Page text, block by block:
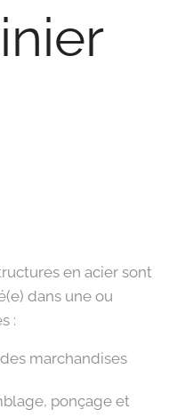
en acier sont
dans une ou
:
marchandises
ponçage et